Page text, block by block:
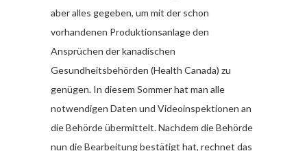
aber alles gegeben, um mit der schon
vorhandenen Produktionsanlage den
Ansprüchen der kanadischen
Gesundheitsbehörden (Health Canada) zu
genügen. In diesem Sommer hat man alle
notwendigen Daten und Videoinspektionen an
die Behörde übermittelt. Nachdem die Behörde
nun die Bearbeitung bestätigt hat, rechnet das